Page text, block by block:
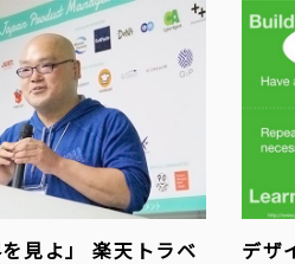
を見よ」 楽天トラベ
デザ